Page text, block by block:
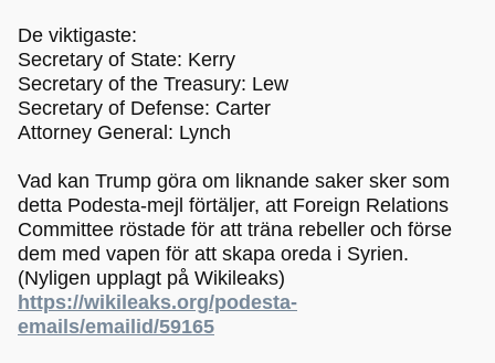
De viktigaste:
Secretary of State: Kerry
Secretary of the Treasury: Lew
Secretary of Defense: Carter
Attorney General: Lynch
Vad kan Trump göra om liknande saker sker som
detta Podesta-mejl förtäljer, att Foreign Relations
Committee röstade för att träna rebeller och förse
dem med vapen för att skapa oreda i Syrien.
(Nyligen upplagt på Wikileaks)
https://wikileaks.org/podesta-
emails/emailid/59165